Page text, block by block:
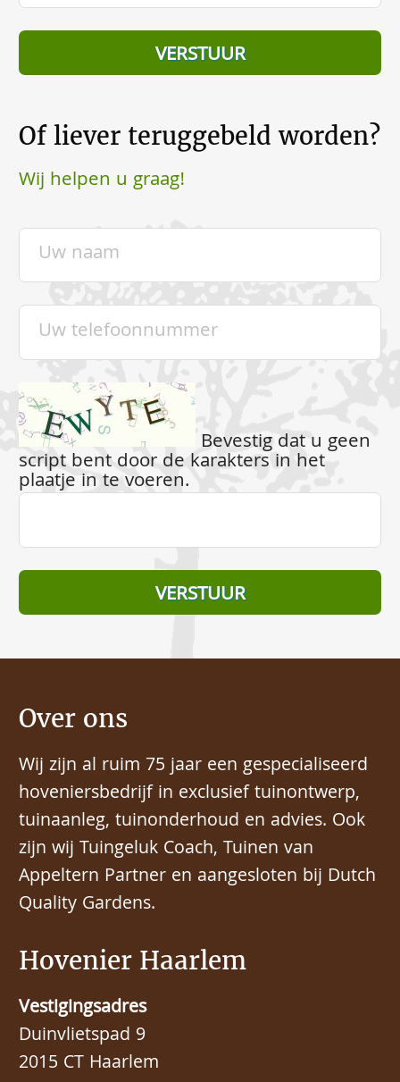
Of liever teruggebeld worden?
Wij helpen u graag!
Bevestig dat u geen
script bent door de karakters in het
plaatje in te voeren.
Hovenier Haarlem
Vestigingsadres
Duinvlietspad 9
2015 CT Haarlem
Over ons
Wij zijn al ruim 75 jaar een gespecialiseerd
hoveniersbedrijf in exclusief tuinontwerp,
tuinaanleg, tuinonderhoud en advies. Ook
zijn wij Tuingeluk Coach, Tuinen van
Appeltern Partner en aangesloten bij Dutch
Quality Gardens.